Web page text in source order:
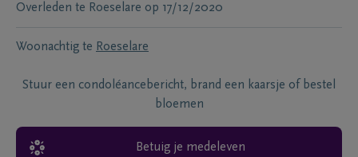
Overleden te Roeselare op 17/12/2020
Woonachtig te Roeselare
Stuur een condoléancebericht, brand een kaarsje of bestel
bloemen
Betuig je medeleven